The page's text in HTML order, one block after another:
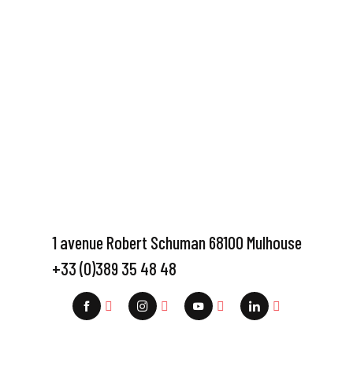
1 avenue Robert Schuman 68100 Mulhouse
+33 (0)389 35 48 48